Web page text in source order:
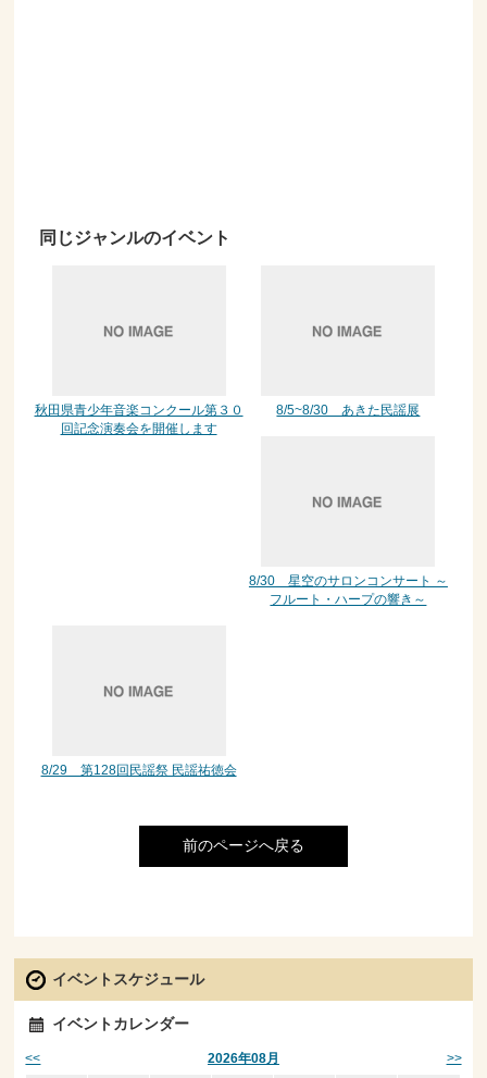
同じジャンルのイベント
秋田県青少年音楽コンクール第３０
回記念演奏会を開催します
8/5~8/30 あきた民謡展
8/30 星空のサロンコンサート ～
フルート・ハープの響き～
8/29 第128回民謡祭 民謡祐徳会
前のページへ戻る
イベントスケジュール
イベントカレンダー
2026年08月
<< >>